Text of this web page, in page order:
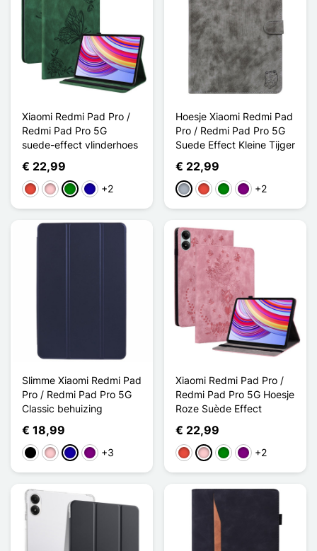
Xiaomi Redmi Pad Pro /
Redmi Pad Pro 5G
suede-effect vlinderhoes
€ 22,99
RoodRozeGroenDonkerblauw
+2
Hoesje Xiaomi Redmi Pad
Pro / Redmi Pad Pro 5G
Suede Effect Kleine Tijger
€ 22,99
GrijsRoodGroenPurper
+2
Slimme Xiaomi Redmi Pad
Pro / Redmi Pad Pro 5G
Classic behuizing
€ 18,99
ZwartRozeDonkerblauw
Purper
+3
Xiaomi Redmi Pad Pro /
Redmi Pad Pro 5G Hoesje
Roze Suède Effect
€ 22,99
RoodRozeGroenPurper
+2